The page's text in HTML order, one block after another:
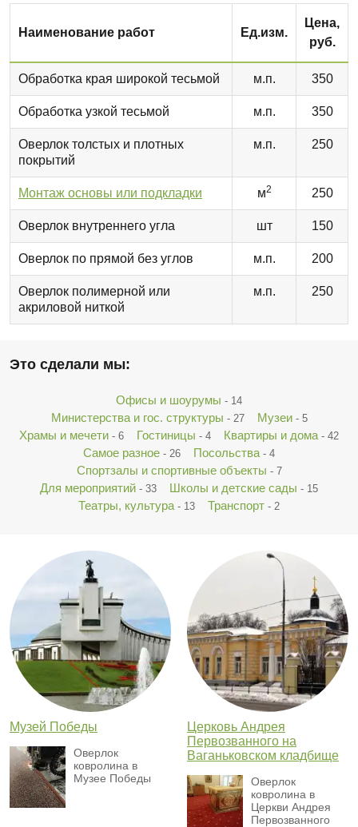
Наименование работ Ед.изм.
Цена,
руб.
Обработка края широкой тесьмой м.п. 350
Обработка узкой тесьмой м.п. 350
Оверлок толстых и плотных
покрытий
м.п. 250
Монтаж основы или подкладки м2 250
Оверлок внутреннего угла шт 150
Оверлок по прямой без углов м.п. 200
Оверлок полимерной или
акриловой ниткой
м.п. 250
Это сделали мы:
Офисы и шоурумы - 14
Министерства и гос. структуры - 27 Музеи - 5
Храмы и мечети - 6 Гостиницы - 4 Квартиры и дома - 42
Самое разное - 26 Посольства - 4
Спортзалы и спортивные объекты - 7
Для мероприятий - 33 Школы и детские сады - 15
Театры, культура - 13 Транспорт - 2
Музей Победы
Оверлок
ковролина в
Музее Победы
Церковь Андрея
Первозванного на
Ваганьковском кладбище
Оверлок
ковролина в
Церкви Андрея
Первозванного